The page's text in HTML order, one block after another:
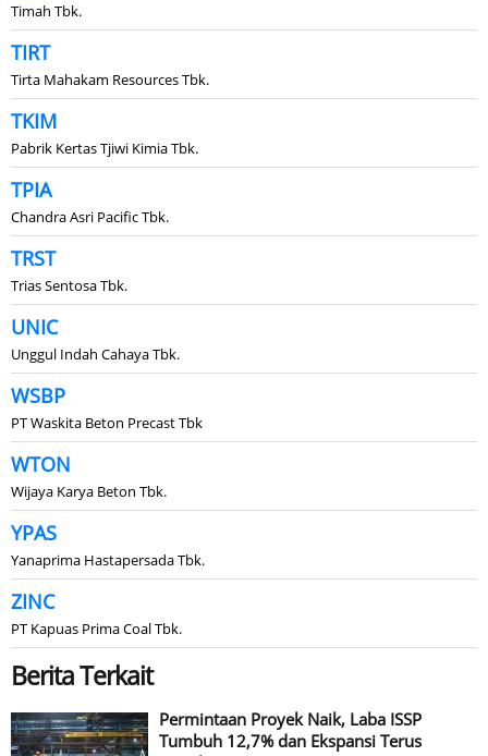
Timah Tbk.
TIRT
Tirta Mahakam Resources Tbk.
TKIM
Pabrik Kertas Tjiwi Kimia Tbk.
TPIA
Chandra Asri Pacific Tbk.
TRST
Trias Sentosa Tbk.
UNIC
Unggul Indah Cahaya Tbk.
WSBP
PT Waskita Beton Precast Tbk
WTON
Wijaya Karya Beton Tbk.
YPAS
Yanaprima Hastapersada Tbk.
ZINC
PT Kapuas Prima Coal Tbk.
Berita Terkait
Permintaan Proyek Naik, Laba ISSP
Tumbuh 12,7% dan Ekspansi Terus